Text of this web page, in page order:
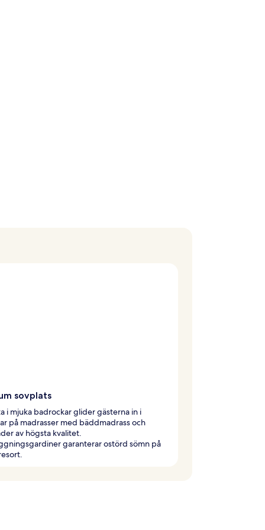
sovplats
i mjuka badrockar glider gästerna in i
på madrasser med bäddmadrass och
av högsta kvalitet.
garanterar ostörd sömn på